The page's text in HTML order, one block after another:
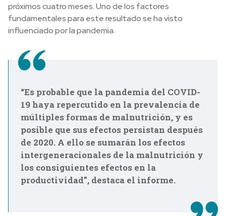
próximos cuatro meses. Uno de los factores
fundamentales para este resultado se ha visto
influenciado por la pandemia.
“Es probable que la pandemia del COVID-
19 haya repercutido en la prevalencia de
múltiples formas de malnutrición, y es
posible que sus efectos persistan después
de 2020. A ello se sumarán los efectos
intergeneracionales de la malnutrición y
los consiguientes efectos en la
productividad”, destaca el informe.